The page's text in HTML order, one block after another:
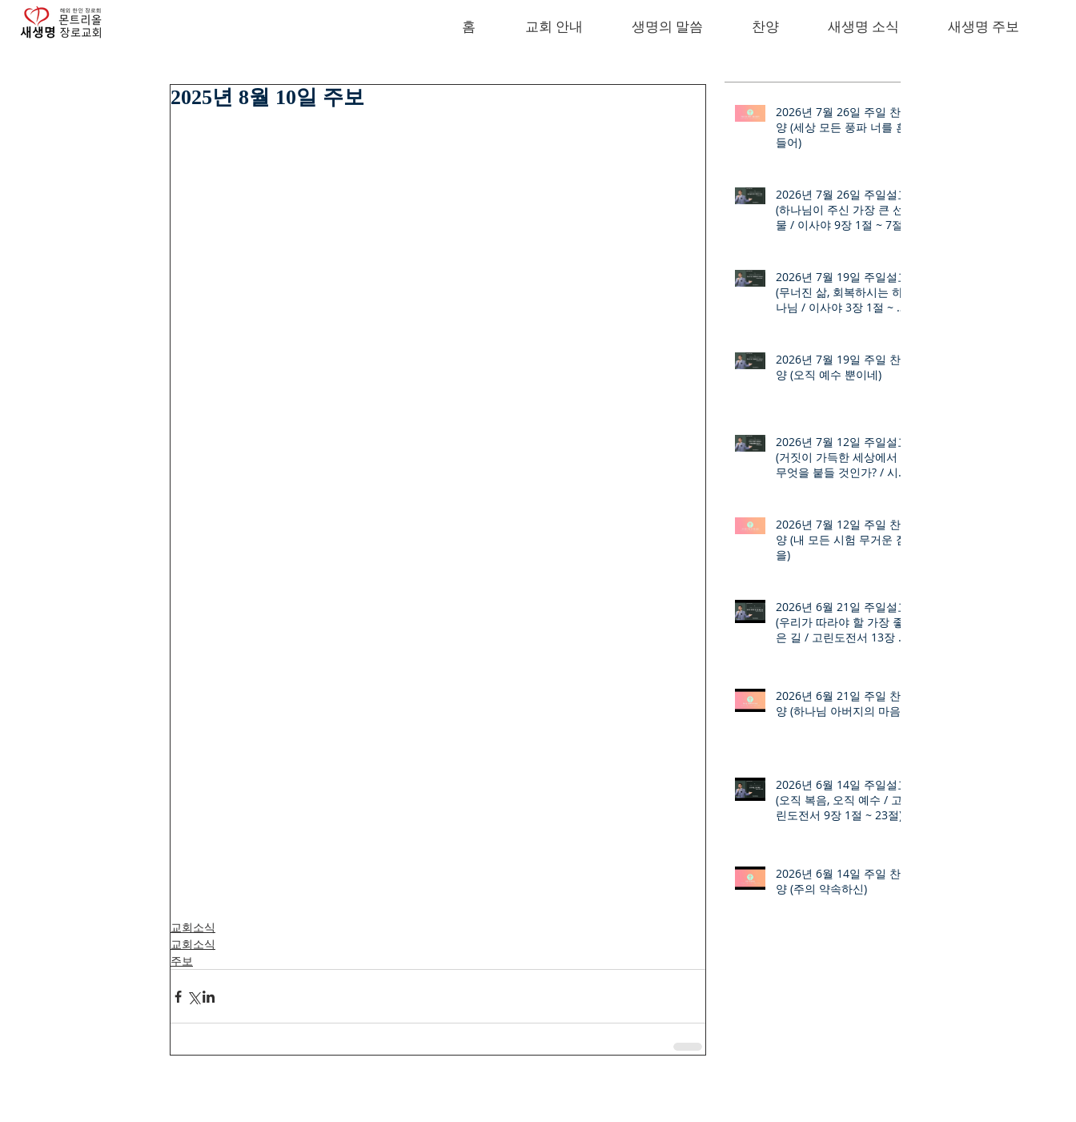
홈 교회 안내 생명의 말씀 찬양 새생명 소식 새생명 주보
2025년 8월 10일 주보
교회소식
교회소식
주보
2026년 7월 26일 주일 찬
양 (세상 모든 풍파 너를 흔
들어)
2026년 7월 26일 주일설교
(하나님이 주신 가장 큰 선
물 / 이사야 9장 1절 ~ 7절)
2026년 7월 19일 주일설교
(무너진 삶, 회복하시는 하
나님 / 이사야 3장 1절 ~ 12
2026년 7월 19일 주일 찬
양 (오직 예수 뿐이네)
2026년 7월 12일 주일설교
(거짓이 가득한 세상에서
무엇을 붙들 것인가? / 시편
2026년 7월 12일 주일 찬
양 (내 모든 시험 무거운 짐
을)
2026년 6월 21일 주일설교
(우리가 따라야 할 가장 좋
은 길 / 고린도전서 13장 1
2026년 6월 21일 주일 찬
양 (하나님 아버지의 마음)
2026년 6월 14일 주일설교
(오직 복음, 오직 예수 / 고
린도전서 9장 1절 ~ 23절)
2026년 6월 14일 주일 찬
양 (주의 약속하신)